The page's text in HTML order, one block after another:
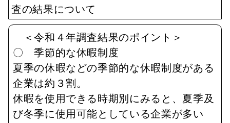
査の結果について
＜令和４年調査結果のポイント＞
〇 季節的な休暇制度
夏季の休暇などの季節的な休暇制度がある
企業は約３割。
休暇を使用できる時期別にみると、夏季及
び冬季に使用可能としている企業が多い